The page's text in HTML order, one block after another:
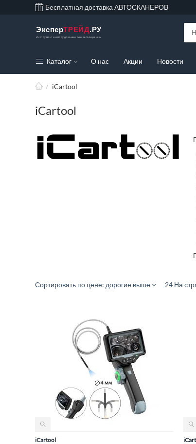
Бесплатная доставка АВТОСКАНЕРОВ
ЭксперТРЕЙД.РУ
Инструмент и оборудование для автосервиса
Каталог О нас Акции Новости
/ iCartool
iCartool
Сортировать по цене: дорогие выше 24 На
iCartool